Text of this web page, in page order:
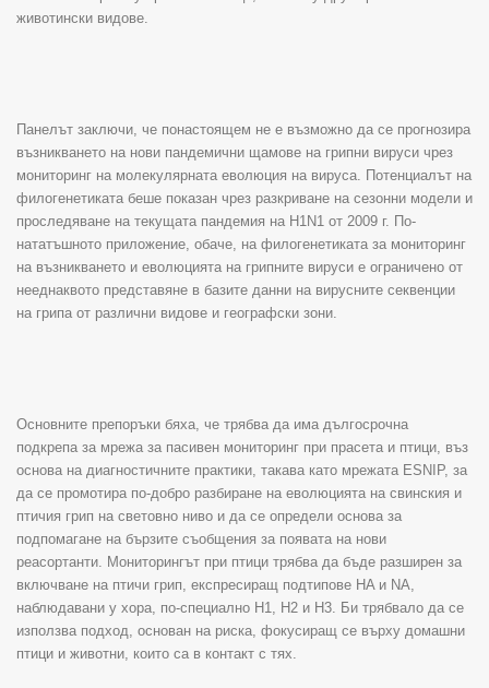
животински видове.
Панелът заключи, че понастоящем не е възможно да се прогнозира
възникването на нови пандемични щамове на грипни вируси чрез
мониторинг на молекулярната еволюция на вируса. Потенциалът на
филогенетиката беше показан чрез разкриване на сезонни модели и
проследяване на текущата пандемия на H1N1 от 2009 г. По-
нататъшното приложение, обаче, на филогенетиката за мониторинг
на възникването и еволюцията на грипните вируси е ограничено от
нееднаквото представяне в базите данни на вирусните секвенции
на грипа от различни видове и географски зони.
Основните препоръки бяха, че трябва да има дългосрочна
подкрепа за мрежа за пасивен мониторинг при прасета и птици, въз
основа на диагностичните практики, такава като мрежата ESNIP, за
да се промотира по-добро разбиране на еволюцията на свинския и
птичия грип на световно ниво и да се определи основа за
подпомагане на бързите съобщения за появата на нови
реасортанти. Мониторингът при птици трябва да бъде разширен за
включване на птичи грип, експресиращ подтипове HA и NA,
наблюдавани у хора, по-специално H1, H2 и H3. Би трябвало да се
използва подход, основан на риска, фокусиращ се върху домашни
птици и животни, които са в контакт с тях.